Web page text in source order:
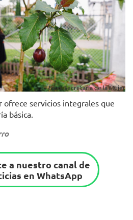
Foto: Secretaría de la Mujer
ofrece servicios integrales que
básica.
a nuestro canal de
en WhatsApp